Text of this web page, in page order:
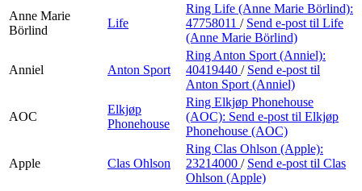
Anne Marie
Börlind
Life
Ring Life (Anne Marie Börlind):
47758011 / Send e-post til Life
(Anne Marie Börlind)
Anniel Anton Sport
Ring Anton Sport (Anniel):
40419440 / Send e-post til
Anton Sport (Anniel)
AOC
Elkjøp
Phonehouse
Ring Elkjøp Phonehouse
(AOC): Send e-post til Elkjøp
Phonehouse (AOC)
Apple Clas Ohlson
Ring Clas Ohlson (Apple):
23214000 / Send e-post til Clas
Ohlson (Apple)